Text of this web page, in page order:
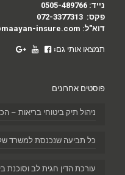
נייד: 0505-489766
פקס: 072-3377313
דוא"ל: insure.com
תמצאו אותי גם:
פוסטים אחרונים
ניהול תיק ביטוחי בריאות –
כל תביעה שנכנסת למשרד
עורכת הדין חגית לב וסוכנת